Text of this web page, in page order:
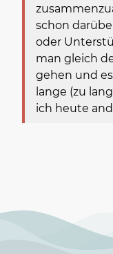
schon
oder
man gleich
gehen und
lange (zu
ich heute